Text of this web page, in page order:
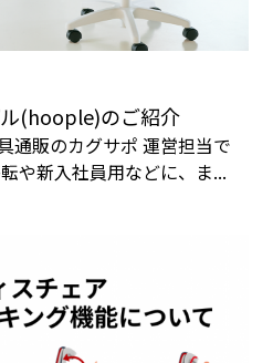
(hoople)のご紹介
通販のカグサポ 運営担当で
や新入社員用などに、ま...